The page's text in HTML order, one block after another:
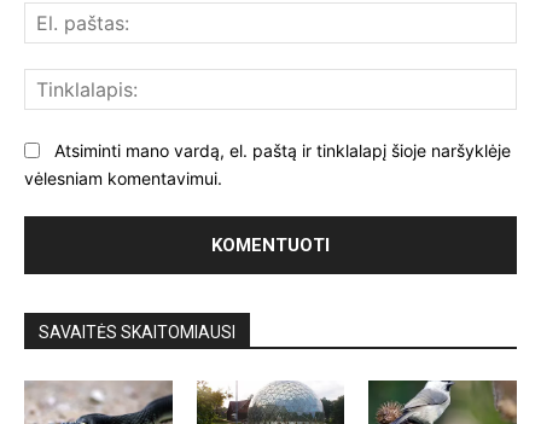
Atsiminti mano vardą, el. paštą ir tinklalapį šioje naršyklėje
vėlesniam komentavimui.
SAVAITĖS SKAITOMIAUSI